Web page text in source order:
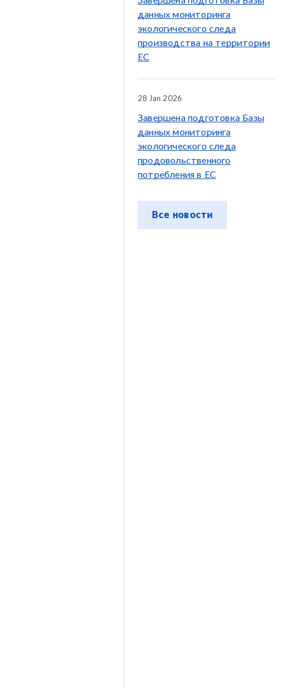
данных мониторинга
экологического следа
производства на территории
ЕС
28 Jan 2026
Завершена подготовка Базы
данных мониторинга
экологического следа
продовольственного
потребления в ЕС
Все новости